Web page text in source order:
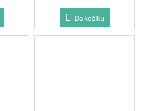
Do košíku